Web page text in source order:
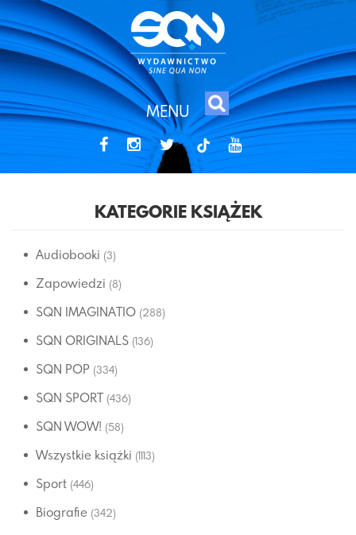
MENU
tiktok
KATEGORIE KSIĄŻEK
Audiobooki (3)
Zapowiedzi (8)
SQN IMAGINATIO (288)
SQN ORIGINALS (136)
SQN POP (334)
SQN SPORT (436)
SQN WOW! (58)
Wszystkie książki (1113)
Sport (446)
Biografie (342)